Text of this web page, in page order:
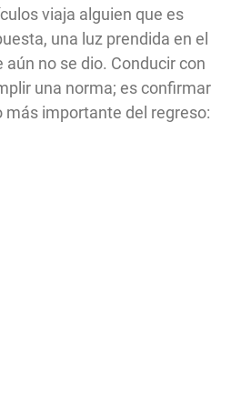
viaja alguien que es
una luz prendida en el
aún no se dio. Conducir con
una norma; es confirmar
más importante del regreso: